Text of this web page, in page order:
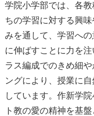
学院小学部では、各
ちの学習に対する興
みを通して、学習へ
に伸ばすことに力を
ラス編成でのきめ細
ングにより、授業に
しています。作新学
ト教の愛の精神を基